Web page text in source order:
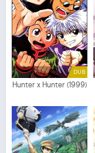
DUB
Hunter x Hunter (1999)